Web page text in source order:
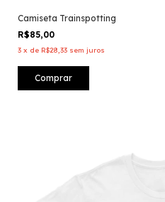
Camiseta Trainspotting
R$85,00
3 x de R$28,33 sem juros
Comprar